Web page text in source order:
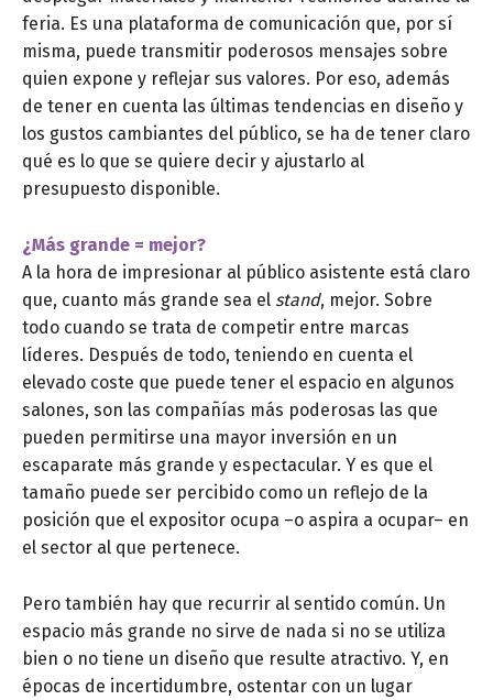
feria. Es una plataforma de comunicación que, por sí
misma, puede transmitir poderosos mensajes sobre
quien expone y reflejar sus valores. Por eso, además
de tener en cuenta las últimas tendencias en diseño y
los gustos cambiantes del público, se ha de tener claro
qué es lo que se quiere decir y ajustarlo al
presupuesto disponible.
¿Más grande = mejor?
A la hora de impresionar al público asistente está claro
que, cuanto más grande sea el stand, mejor. Sobre
todo cuando se trata de competir entre marcas
líderes. Después de todo, teniendo en cuenta el
elevado coste que puede tener el espacio en algunos
salones, son las compañías más poderosas las que
pueden permitirse una mayor inversión en un
escaparate más grande y espectacular. Y es que el
tamaño puede ser percibido como un reflejo de la
posición que el expositor ocupa –o aspira a ocupar– en
el sector al que pertenece.
Pero también hay que recurrir al sentido común. Un
espacio más grande no sirve de nada si no se utiliza
bien o no tiene un diseño que resulte atractivo. Y, en
épocas de incertidumbre, ostentar con un lugar